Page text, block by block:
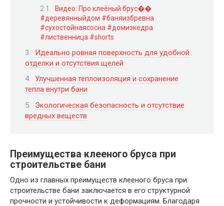
Видео: Про клеёный брус��
#деревянныйдом #баняизбревна
#сухостойнаясосна #домизкедра
#лиственница #shorts
Идеально ровная поверхность для удобной
отделки и отсутствия щелей
Улучшенная теплоизоляция и сохранение
тепла внутри бани
Экологическая безопасность и отсутствие
вредных веществ
Преимущества клееного бруса при
строительстве бани
Одно из главных преимуществ клееного бруса при
строительстве бани заключается в его структурной
прочности и устойчивости к деформациям. Благодаря